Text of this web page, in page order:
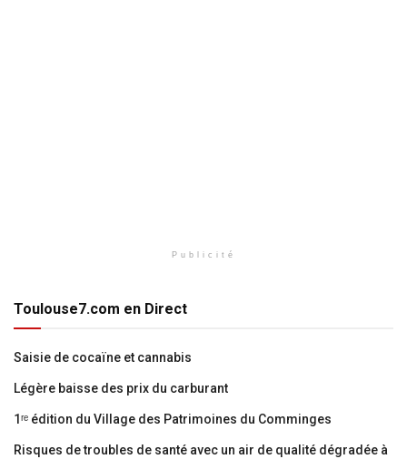
Publicité
Toulouse7.com en Direct
Saisie de cocaïne et cannabis
Légère baisse des prix du carburant
1ʳᵉ édition du Village des Patrimoines du Comminges
Risques de troubles de santé avec un air de qualité dégradée à